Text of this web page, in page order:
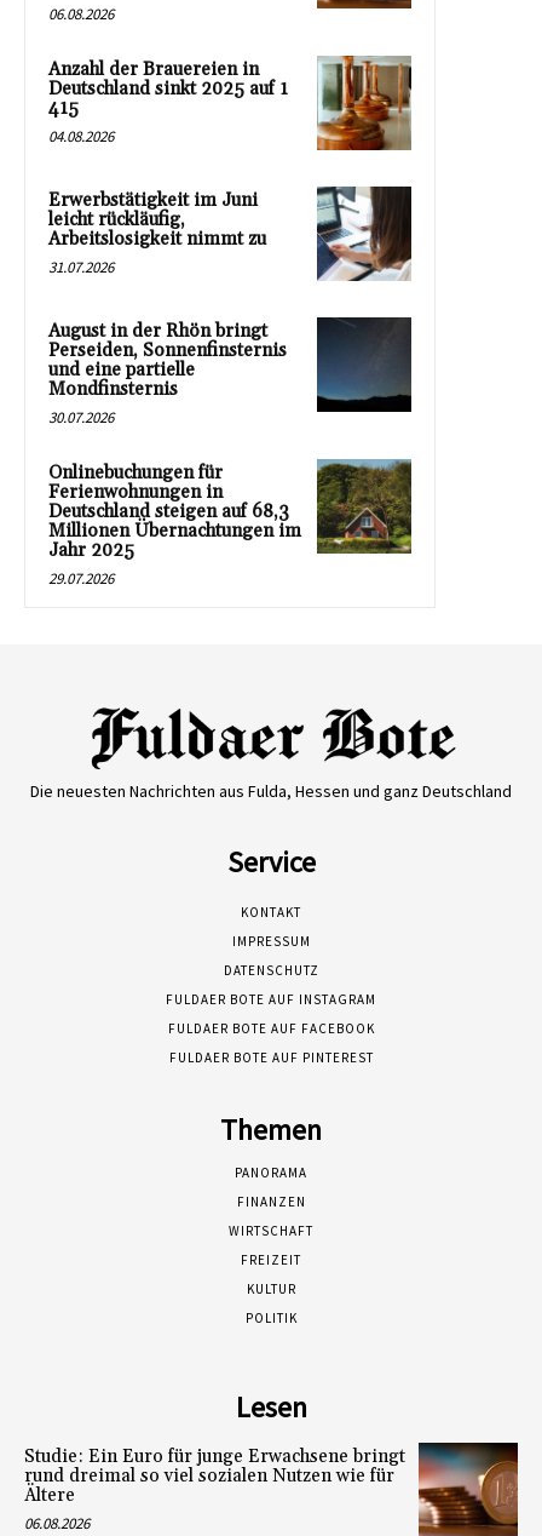
06.08.2026
Anzahl der Brauereien in
Deutschland sinkt 2025 auf 1
415
04.08.2026
Erwerbstätigkeit im Juni
leicht rückläufig,
Arbeitslosigkeit nimmt zu
31.07.2026
August in der Rhön bringt
Perseiden, Sonnenfinsternis
und eine partielle
Mondfinsternis
30.07.2026
Onlinebuchungen für
Ferienwohnungen in
Deutschland steigen auf 68,3
Millionen Übernachtungen im
Jahr 2025
29.07.2026
Die neuesten Nachrichten aus Fulda, Hessen und ganz Deutschland
Service
KONTAKT
IMPRESSUM
DATENSCHUTZ
FULDAER BOTE AUF INSTAGRAM
FULDAER BOTE AUF FACEBOOK
FULDAER BOTE AUF PINTEREST
Themen
PANORAMA
FINANZEN
WIRTSCHAFT
FREIZEIT
KULTUR
POLITIK
Lesen
Studie: Ein Euro für junge Erwachsene bringt
rund dreimal so viel sozialen Nutzen wie für
Ältere
06.08.2026